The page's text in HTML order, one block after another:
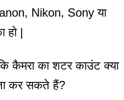
Nikon, Sony या
हो |
कैमरा का शटर काउंट क्या
कर सकते हैं?